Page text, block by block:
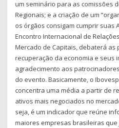
um seminário para as comissões
Regionais; e a criação de um
os órgãos consigam cumprir suas
Encontro Internacional de
Mercado de Capitais, debaterá as
recuperação da economia e seus
agradecimento aos
do evento. Basicamente, o
concentra uma média a partir de
ativos mais negociados no
seja, é um indicador que reúne
maiores empresas brasileiras